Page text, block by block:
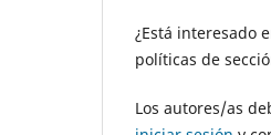
¿Está interesado
políticas de
Los autores/as